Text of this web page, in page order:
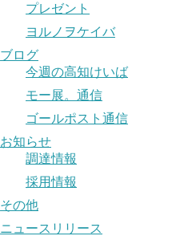
プレゼント
ヨルノヲケイバ
ブログ
今週の高知けいば
モー展。通信
ゴールポスト通信
お知らせ
調達情報
採用情報
その他
ニュースリリース